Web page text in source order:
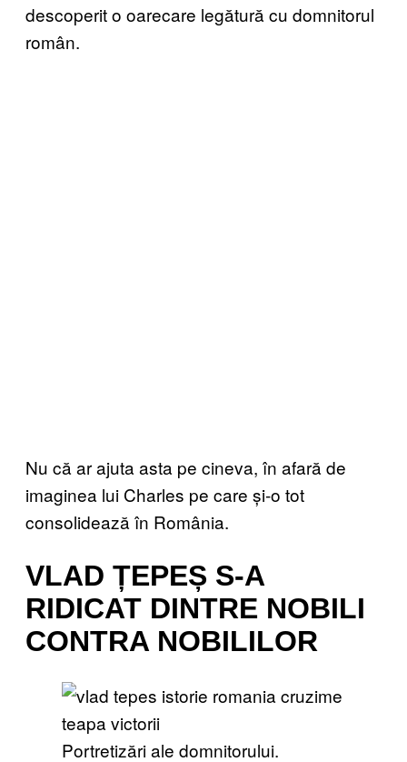
descoperit o oarecare legătură cu domnitorul
român.
Nu că ar ajuta asta pe cineva, în afară de
imaginea lui Charles pe care și-o tot
consolidează în România.
VLAD ȚEPEȘ S-A
RIDICAT DINTRE NOBILI
CONTRA NOBILILOR
Portretizări ale domnitorului.